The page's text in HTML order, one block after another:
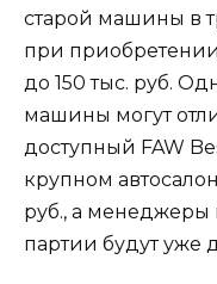
старой машины в
при
до 150 тыс. руб.
машины могут
доступный FAW
крупном
руб., а
партии будут уже